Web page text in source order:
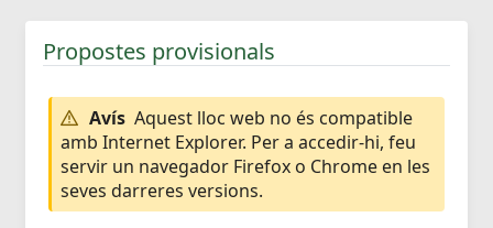
Propostes provisionals
Avís Aquest lloc web no és compatible
amb Internet Explorer. Per a accedir-hi, feu
servir un navegador Firefox o Chrome en les
seves darreres versions.